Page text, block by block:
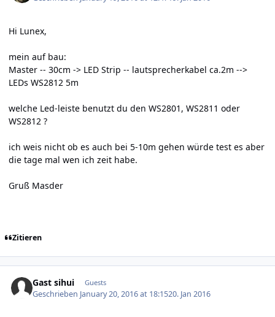
Hi Lunex,
mein auf bau:
Master -- 30cm -> LED Strip -- lautsprecherkabel ca.2m -->
LEDs WS2812 5m
welche Led-leiste benutzt du den WS2801, WS2811 oder
WS2812 ?
ich weis nicht ob es auch bei 5-10m gehen würde test es aber
die tage mal wen ich zeit habe.
Gruß Masder
Zitieren
Gast sihui Guests
Geschrieben January 20, 2016 at 18:1520. Jan 2016